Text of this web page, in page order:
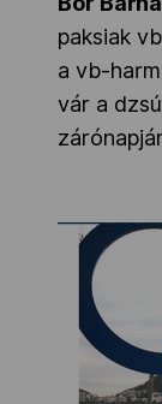
paksiak
a vb-
vár a